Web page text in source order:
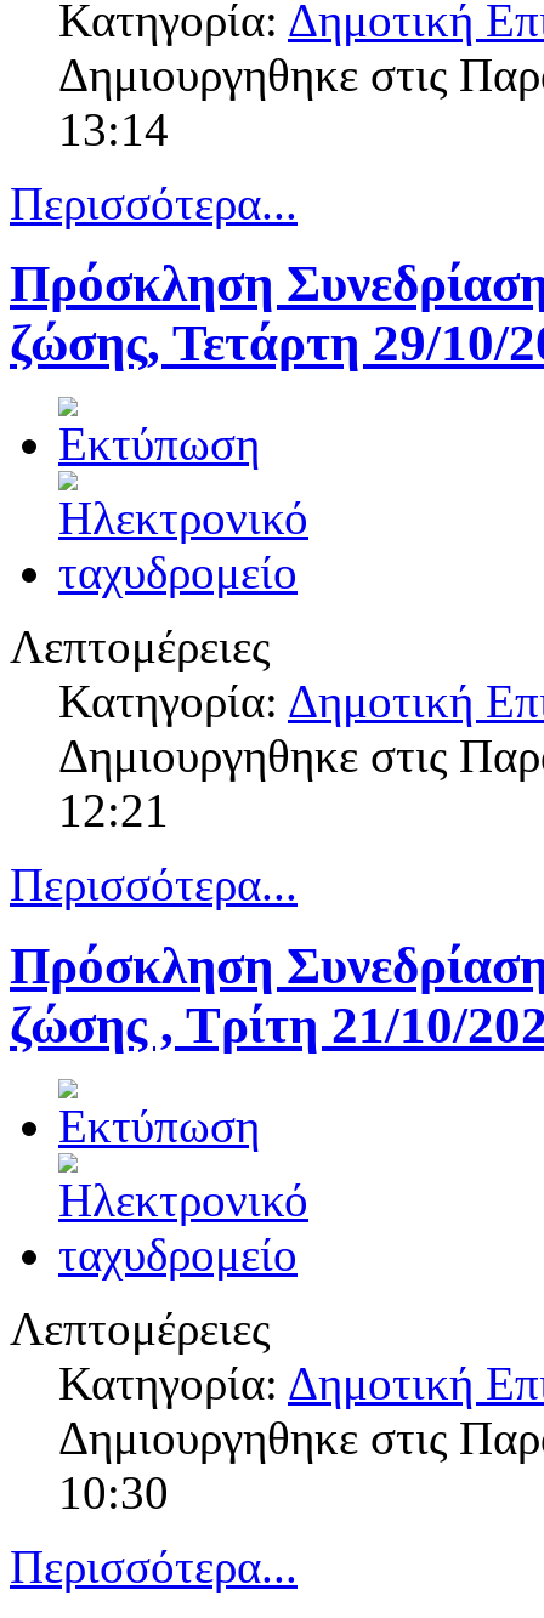
Κατηγορία: Δημοτική
Δημιουργηθηκε στις
13:14
Περισσότερα...
Πρόσκληση
ζώσης, Τετάρτη 29/10/
Λεπτομέρειες
Κατηγορία: Δημοτική
Δημιουργηθηκε στις
12:21
Περισσότερα...
Πρόσκληση
ζώσης , Τρίτη 21/10/
Λεπτομέρειες
Κατηγορία: Δημοτική
Δημιουργηθηκε στις
10:30
Περισσότερα...